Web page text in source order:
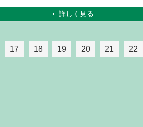
詳しく見る
17 18 19 20 21 22